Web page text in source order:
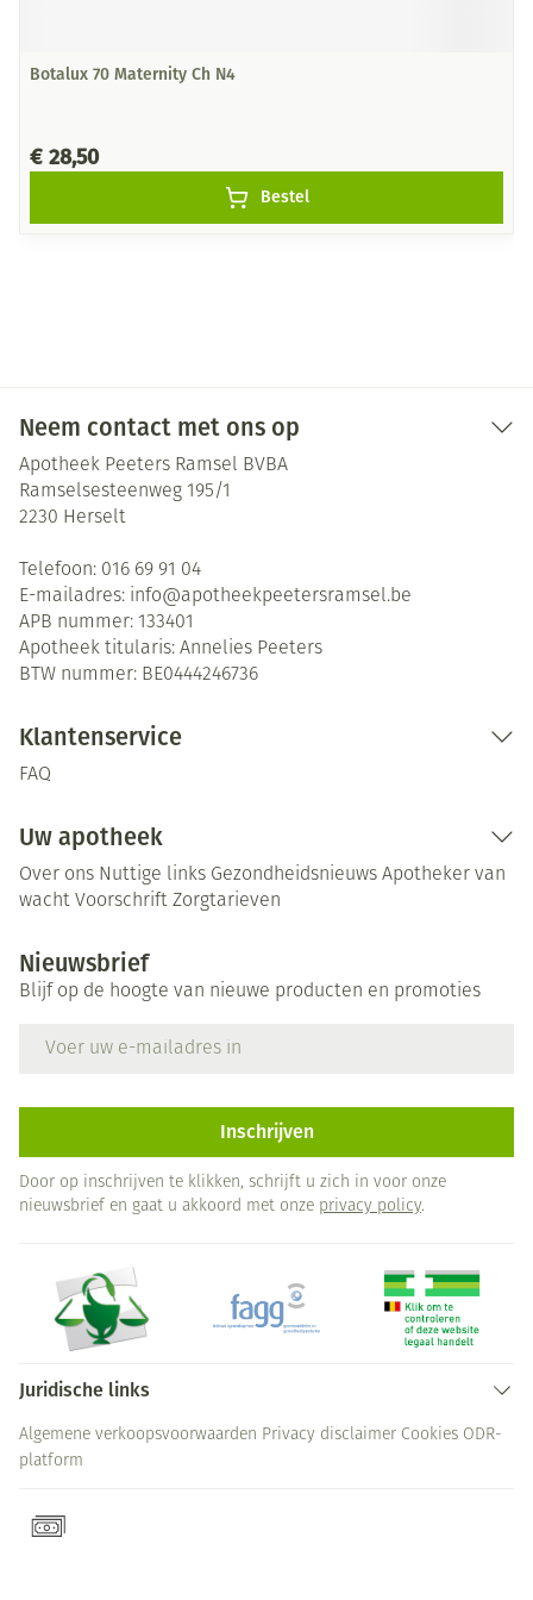
Botalux 70 Maternity Ch N4
€ 28,50
Bestel
Neem contact met ons op
Apotheek Peeters Ramsel BVBA
Ramselsesteenweg 195/1
2230 Herselt
Telefoon: 016 69 91 04
E-mailadres: info@apotheekpeetersramsel.be
APB nummer: 133401
Apotheek titularis: Annelies Peeters
BTW nummer: BE0444246736
Klantenservice
FAQ
Uw apotheek
Over ons Nuttige links Gezondheidsnieuws Apotheker van
wacht Voorschrift Zorgtarieven
Nieuwsbrief
Blijf op de hoogte van nieuwe producten en promoties
Inschrijven
Door op inschrijven te klikken, schrijft u zich in voor onze
nieuwsbrief en gaat u akkoord met onze privacy policy.
Juridische links
Algemene verkoopsvoorwaarden Privacy disclaimer Cookies ODR-
platform